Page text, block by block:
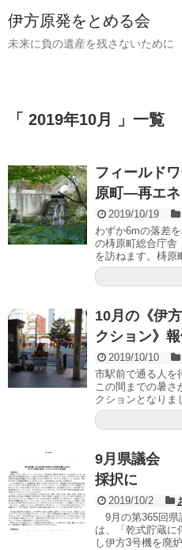
伊方原発をとめる会
未来に負の遺産を残さないために
「 2019年10月 」一覧
フィールド
原町―再エネ
2019/10/19
わずか6mの落差
の梼原町総合庁
を訪ねます。梼原
10月の《伊
クション》
2019/10/10
市駅前で通る人
この間までの暑さ
クションとなり
9月県議会
採択に
2019/10/2
9月の第365回県
は、「乾式貯蔵に
し伊方3号機を廃